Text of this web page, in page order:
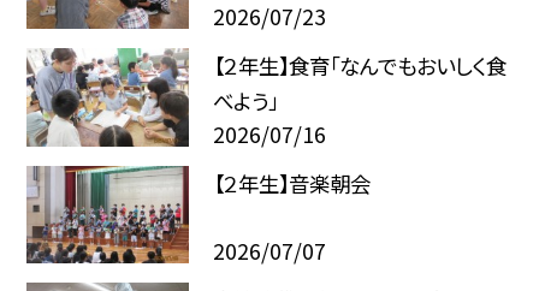
2026/07/23
【２年生】食育「なんでもおいしく食
べよう」
2026/07/16
【２年生】音楽朝会
2026/07/07